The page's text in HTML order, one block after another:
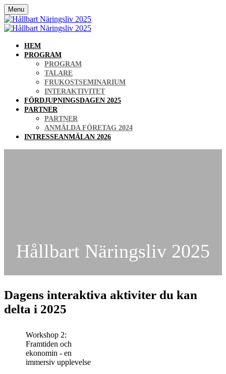
Menu
HEM
PROGRAM
PROGRAM
TALARE
FRUKOSTSEMINARIUM
INTERAKTIVITET
FÖRDJUPNINGSDAGEN 2025
PARTNER
PARTNER
ANMÄLDA FÖRETAG 2024
INTRESSEANMÄLAN 2026
Hållbart Näringsliv 2025
Dagens interaktiva aktiviter du kan
delta i 2025
Workshop 2:
Framtiden och
ekonomin - en
immersiv upplevelse